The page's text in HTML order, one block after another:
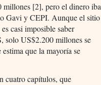
[2], pero el dinero iba
Gavi y CEPI. Aunque el sitio
casi imposible saber
solo US$2.200 millones se
que la mayoría se
cuatro capítulos, que